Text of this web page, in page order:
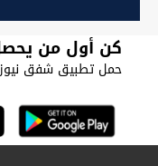
كن أول من
حمل تطبيق شفق نيوز